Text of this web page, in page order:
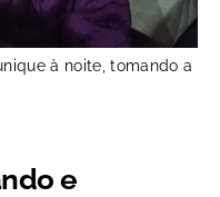
à noite, tomando a
e